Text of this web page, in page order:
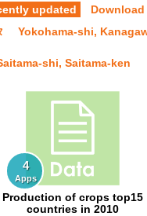
updated
Yokohama-shi,
shi, Saitama-ken
4
Apps
Production of crops top15
countries in 2010